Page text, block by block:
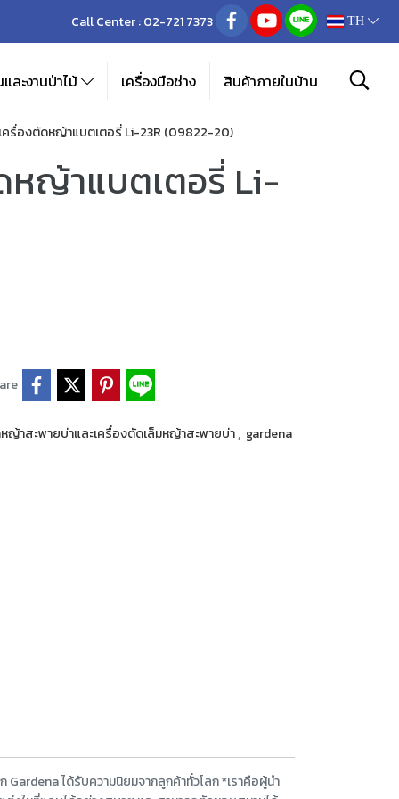
Call Center :02-721 7373 TH
ละงานป่าไม้ เครื่องมือช่าง สินค้าภายในบ้าน
ครื่องตัดหญ้าแบตเตอรี่ Li-23R (09822-20)
หญ้าแบตเตอรี่ Li-
ญ้าสะพายบ่าและเครื่องตัดเล็มหญ้าสะพายบ่า, gardena
Gardena ได้รับความนิยมจากลูกค้าทั่วโลก *เราคือผู้นำ